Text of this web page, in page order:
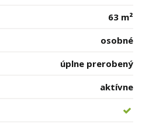
63 m²
osobné
úplne prerobený
aktívne